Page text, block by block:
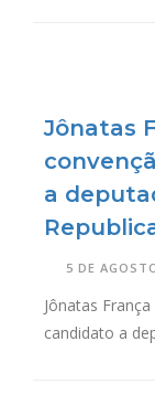
Jônatas
a
5 DE
Jônatas
candidato a